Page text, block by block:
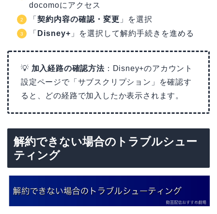
docomoにアクセス
「 契約内容の確認・変更 」を選択
「 Disney+ 」を選択して解約手続きを進める
💡 加入経路の確認方法：Disney+のアカウント
設定ページで「サブスクリプション」を確認す
ると、どの経路で加入したか表示されます。
解約できない場合のトラブルシュー
ティング